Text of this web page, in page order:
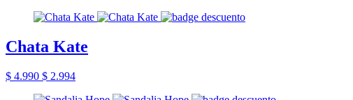
Chata Kate
$ 4.990 $ 2.994